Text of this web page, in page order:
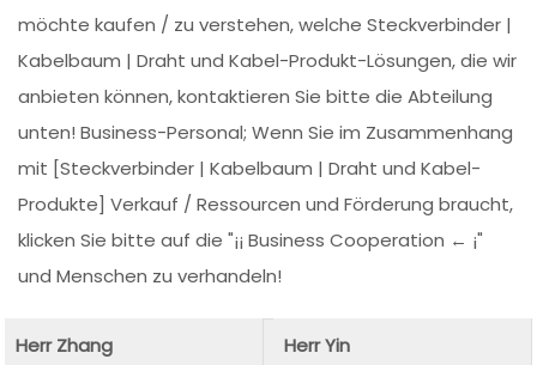
möchte kaufen / zu verstehen, welche Steckverbinder |
Kabelbaum | Draht und Kabel-Produkt-Lösungen, die wir
anbieten können, kontaktieren Sie bitte die Abteilung
unten! Business-Personal; Wenn Sie im Zusammenhang
mit [Steckverbinder | Kabelbaum | Draht und Kabel-
Produkte] Verkauf / Ressourcen und Förderung braucht,
klicken Sie bitte auf die "¡¡ Business Cooperation ← ¡"
und Menschen zu verhandeln!
Herr Zhang
Herr Yin